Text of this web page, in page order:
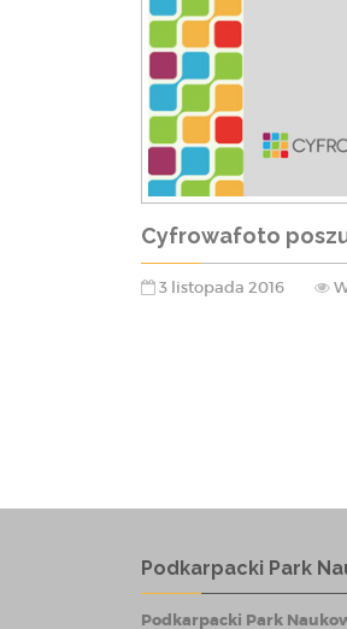
Cyfrowafoto
3 listopada 2016
Podkarpacki Park
Podkarpacki Park